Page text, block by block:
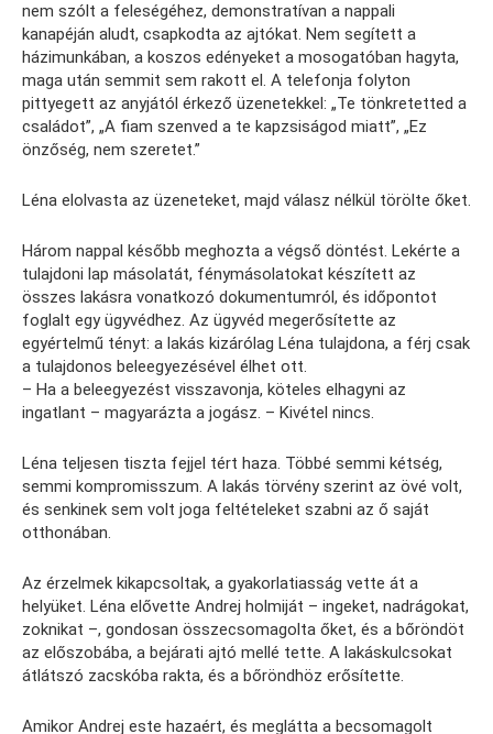
nem szólt a feleségéhez, demonstratívan a nappali
kanapéján aludt, csapkodta az ajtókat. Nem segített a
házimunkában, a koszos edényeket a mosogatóban hagyta,
maga után semmit sem rakott el. A telefonja folyton
pittyegett az anyjától érkező üzenetekkel: „Te tönkretetted a
családot”, „A fiam szenved a te kapzsiságod miatt”, „Ez
önzőség, nem szeretet.”
Léna elolvasta az üzeneteket, majd válasz nélkül törölte őket.
Három nappal később meghozta a végső döntést. Lekérte a
tulajdoni lap másolatát, fénymásolatokat készített az
összes lakásra vonatkozó dokumentumról, és időpontot
foglalt egy ügyvédhez. Az ügyvéd megerősítette az
egyértelmű tényt: a lakás kizárólag Léna tulajdona, a férj csak
a tulajdonos beleegyezésével élhet ott.
– Ha a beleegyezést visszavonja, köteles elhagyni az
ingatlant – magyarázta a jogász. – Kivétel nincs.
Léna teljesen tiszta fejjel tért haza. Többé semmi kétség,
semmi kompromisszum. A lakás törvény szerint az övé volt,
és senkinek sem volt joga feltételeket szabni az ő saját
otthonában.
Az érzelmek kikapcsoltak, a gyakorlatiasság vette át a
helyüket. Léna elővette Andrej holmiját – ingeket, nadrágokat,
zoknikat –, gondosan összecsomagolta őket, és a bőröndöt
az előszobába, a bejárati ajtó mellé tette. A lakáskulcsokat
átlátszó zacskóba rakta, és a bőröndhöz erősítette.
Amikor Andrej este hazaért, és meglátta a becsomagolt